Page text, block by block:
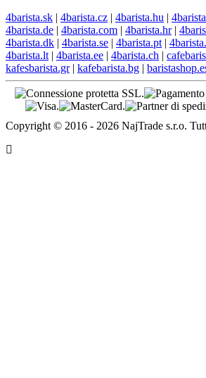
4barista.sk | 4barista.cz | 4barista.hu |
4barista.de | 4barista.com | 4barista.hr|
4barista.dk | 4barista.se | 4barista.pt |
4barista.lt | 4barista.ee | 4barista.ch |
kafesbarista.gr| kafebarista.bg |
Copyright © 2016 - 2026 NajTrade s.r.o.